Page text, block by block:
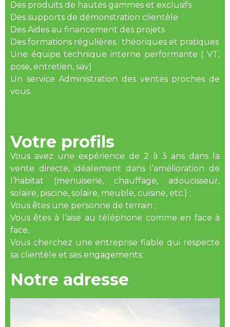
Des produits de hautes gammes et exclusifs
Des supports de démonstration clientèle
Des Aides au financement des projets
Des formations régulières : théoriques et pratiques
Une équipe technique interne performante ( VT,
pose, entretien, sav)
Un service Administration des ventes proches de
vous.
Votre profils
Vous avez une expérience de 2 à 3 ans dans la
vente directe, idéalement dans l’amélioration de
l’habitat (menuiserie, chauffage, adoucisseur,
solaire, piscine, solaire, meuble, cuisine, etc.) ;
Vous êtes une personne de terrain ;
Vous êtes à l’aise au téléphone comme en face à
face,
Vous cherchez une entreprise fiable qui respecte
sa clientèle et ses engagements;
Notre adresse